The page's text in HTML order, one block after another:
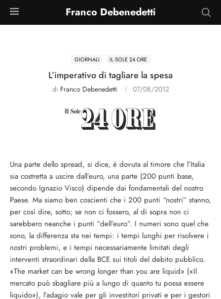
Franco Debenedetti
GIORNALI IL SOLE 24 ORE
L’imperativo di tagliare la spesa
di Franco Debenedetti 07/08/2012
Una parte dello spread, si dice, è dovuta al timore che l’Italia
sia costretta a uscire dall’euro, una parte (200 punti base,
secondo Ignazio Visco) dipende dai fondamentali del nostro
Paese. Ma siamo ben coscienti che i 200 punti “nostri” stanno,
per così dire, sotto; se non ci fossero, al di sopra non ci
sarebbero neanche i punti “dell’euro”. I numeri sono quel che
sono, la differenza sta nei tempi: i tempi lunghi per risolvere i
nostri problemi, e i tempi necessariamente limitati degli
interventi straordinari della BCE sui titoli del debito pubblico.
«The market can be wrong longer than you are liquid» («Il
mercato può sbagliare più a lungo di quanto tu possa essere
liquido»), l’adagio vale per gli investitori privati e per i gestori